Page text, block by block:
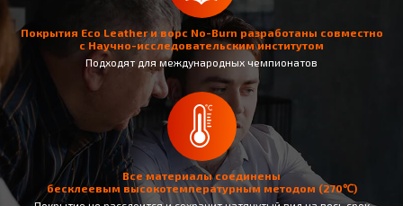
Покрытия Eco Leather и ворс No-Burn разработаны совместно
с Научно-исследовательским институтом
Подходят для международных чемпионатов
Все материалы соединены
бесклеевым высокотемпературным методом (270℃)